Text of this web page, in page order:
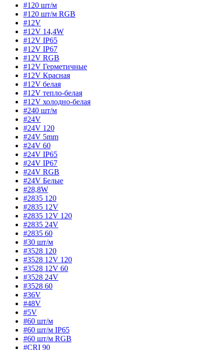
#120 шт/м
#120 шт/м RGB
#12V
#12V 14,4W
#12V IP65
#12V IP67
#12V RGB
#12V Герметичные
#12V Красная
#12V белая
#12V тепло-белая
#12V холодно-белая
#240 шт/м
#24V
#24V 120
#24V 5mm
#24V 60
#24V IP65
#24V IP67
#24V RGB
#24V Белые
#28,8W
#2835 120
#2835 12V
#2835 12V 120
#2835 24V
#2835 60
#30 шт/м
#3528 120
#3528 12V 120
#3528 12V 60
#3528 24V
#3528 60
#36V
#48V
#5V
#60 шт/м
#60 шт/м IP65
#60 шт/м RGB
#CRI 90